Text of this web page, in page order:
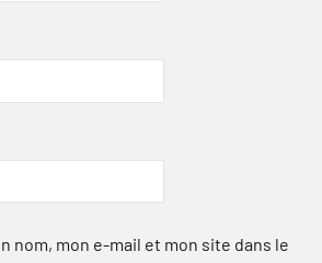
nom, mon e-mail et mon site dans le